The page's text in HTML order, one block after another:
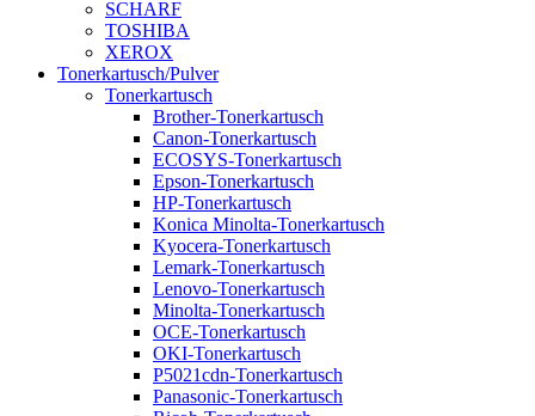
SCHARF
TOSHIBA
XEROX
Tonerkartusch/Pulver
Tonerkartusch
Brother-Tonerkartusch
Canon-Tonerkartusch
ECOSYS-Tonerkartusch
Epson-Tonerkartusch
HP-Tonerkartusch
Konica Minolta-Tonerkartusch
Kyocera-Tonerkartusch
Lemark-Tonerkartusch
Lenovo-Tonerkartusch
Minolta-Tonerkartusch
OCE-Tonerkartusch
OKI-Tonerkartusch
P5021cdn-Tonerkartusch
Panasonic-Tonerkartusch